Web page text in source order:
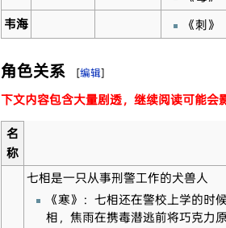
韦海
《刺》
角色关系 [编辑]
下文内容包含大量剧透，继续阅读可能会
名
称
七相是一只从事刑警工作的犬兽人
《寒》：七相还在警校上学的时
相，焦雨在携毒潜逃前将巧克力